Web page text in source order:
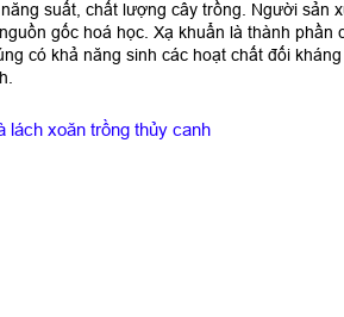
suất, chất lượng cây trồng. Người sản
gốc hoá học. Xạ khuẩn là thành phần
có khả năng sinh các hoạt chất đối kháng
lách xoăn trồng thủy canh